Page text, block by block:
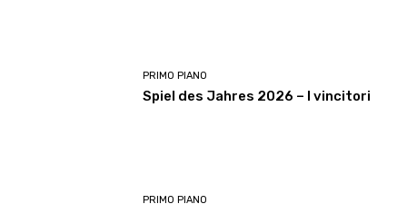
PRIMO PIANO
Spiel des Jahres 2026 – I vincitori
PRIMO PIANO